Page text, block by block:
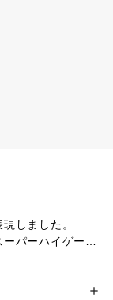
しました。
パーハイゲージ